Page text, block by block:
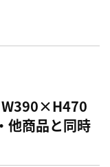
W390×H470
他商品と同時